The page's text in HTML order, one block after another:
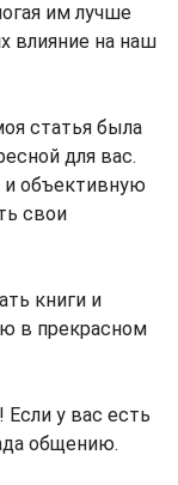
им лучше
влияние на наш
статья была
для вас.
объективную
свои
книги и
в прекрасном
у вас есть
общению.